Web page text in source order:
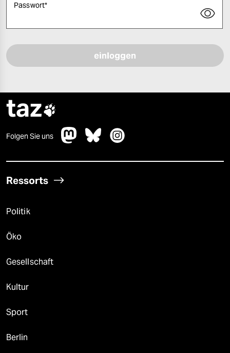
Passwort*
taz
Folgen Sie uns
Ressorts
Politik
Öko
Gesellschaft
Kultur
Sport
Berlin